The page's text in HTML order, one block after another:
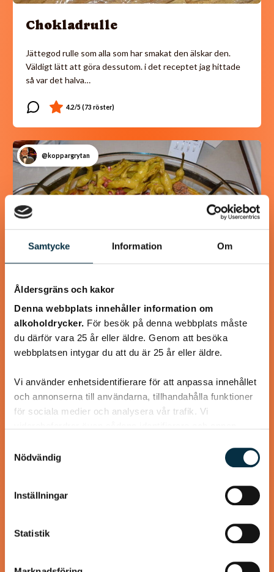
Samtycke Information Om
Åldersgräns och kakor
Denna webbplats innehåller information om
alkoholdrycker. För besök på denna webbplats måste
du därför vara 25 år eller äldre. Genom att besöka
webbplatsen intygar du att du är 25 år eller äldre.
Vi använder enhetsidentifierare för att anpassa innehållet
och annonserna till användarna, tillhandahålla funktioner
för sociala medier och analysera vår trafik. Vi
annons- och analysföretag som vi samarbetar med.
Dessa kan i sin tur kombinera informationen med annan
information som du har tillhandahållit eller som de har
samlat in när du har använt deras tjänster.
Nödvändig
Inställningar
Statistik
Chokladrulle
Jättegod rulle som alla som har smakat den älskar den.
Väldigt lätt att göra dessutom. i det receptet jag hittade
så var det halva…
@koppargrytan
Turkisk köfte
En längtan till Turkisk mat